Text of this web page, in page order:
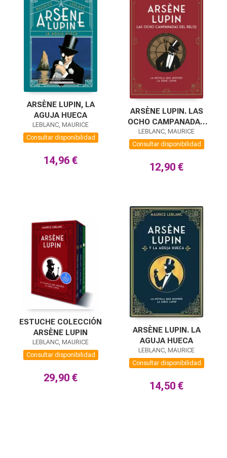
ARSÈNE LUPIN, LA
AGUJA HUECA
LEBLANC, MAURICE
Consultar disponibilidad
14,96 €
ARSÈNE LUPIN. LAS
OCHO CAMPANADAS
DEL RELOJ
LEBLANC, MAURICE
Consultar disponibilidad
12,90 €
ESTUCHE COLECCIÓN
ARSÈNE LUPIN
LEBLANC, MAURICE
Consultar disponibilidad
29,90 €
ARSÈNE LUPIN. LA
AGUJA HUECA
LEBLANC, MAURICE
Consultar disponibilidad
14,50 €